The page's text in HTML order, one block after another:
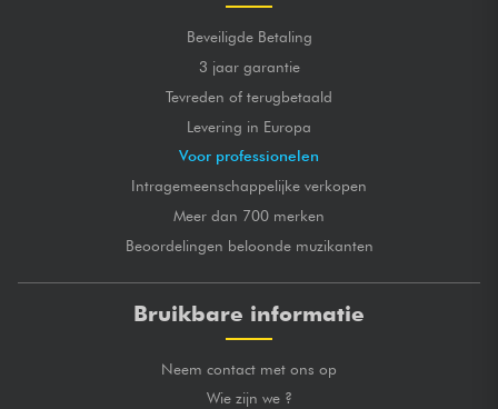
Beveiligde Betaling
3 jaar garantie
Tevreden of terugbetaald
Levering in Europa
Voor professionelen
Intragemeenschappelijke verkopen
Meer dan 700 merken
Beoordelingen beloonde muzikanten
Bruikbare informatie
Neem contact met ons op
Wie zijn we ?